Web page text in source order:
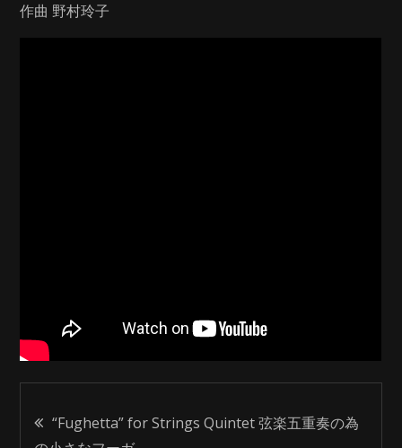
作曲 野村玲子
投“Fughetta” for Strings Quintet 弦楽五重奏の為